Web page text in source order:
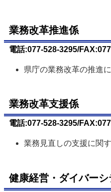
業務改革推進係
電話:077-528-3295/
県庁の業務改革の推進
業務改革支援係
電話:077-528-3295/
業務見直しの支援に関
健康経営・ダイバー